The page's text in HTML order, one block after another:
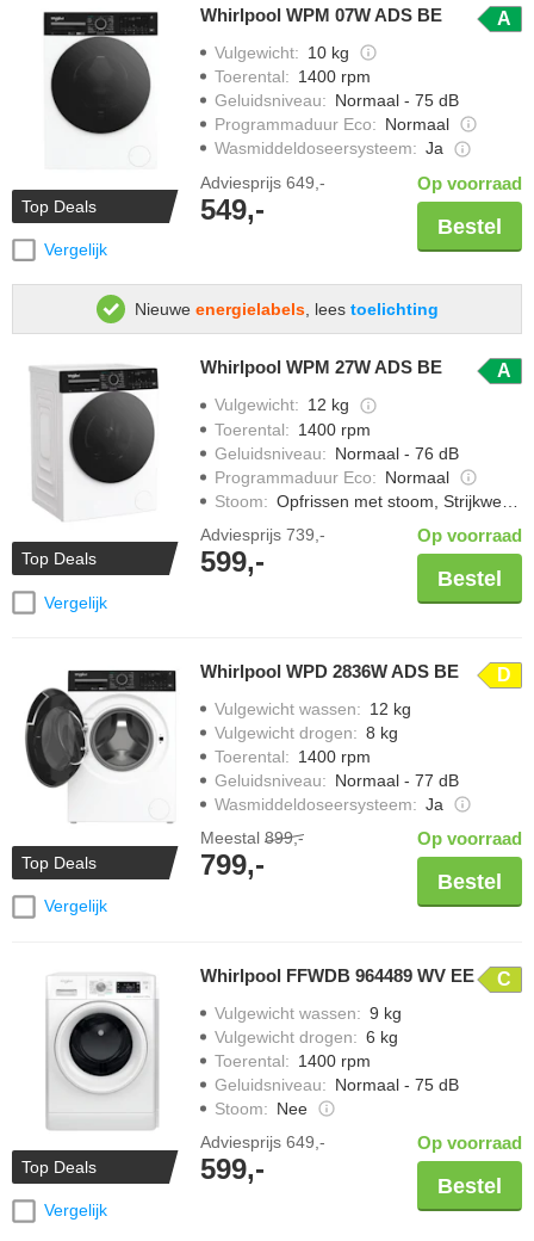
Top Deals
Vergelijk
Whirlpool WPM 07W ADS BE A
Vulgewicht: 10 kg
Toerental: 1400 rpm
Geluidsniveau: Normaal - 75 dB
Programmaduur Eco: Normaal
Wasmiddeldoseersysteem: Ja
Adviesprijs 649,-
549,-
Op voorraad
Bestel
Nieuwe energielabels, lees toelichting
Top Deals
Vergelijk
Whirlpool WPM 27W ADS BE A
Vulgewicht: 12 kg
Toerental: 1400 rpm
Geluidsniveau: Normaal - 76 dB
Programmaduur Eco: Normaal
Stoom: Opfrissen met stoom, Strijkwerk verminderen
Adviesprijs 739,-
599,-
Op voorraad
Bestel
Top Deals
Vergelijk
Whirlpool WPD 2836W ADS BE D
Vulgewicht wassen: 12 kg
Vulgewicht drogen: 8 kg
Toerental: 1400 rpm
Geluidsniveau: Normaal - 77 dB
Wasmiddeldoseersysteem: Ja
Meestal 899,-
799,-
Op voorraad
Bestel
Top Deals
Vergelijk
Whirlpool FFWDB 964489 WV EE C
Vulgewicht wassen: 9 kg
Vulgewicht drogen: 6 kg
Toerental: 1400 rpm
Geluidsniveau: Normaal - 75 dB
Stoom: Nee
Adviesprijs 649,-
599,-
Op voorraad
Bestel